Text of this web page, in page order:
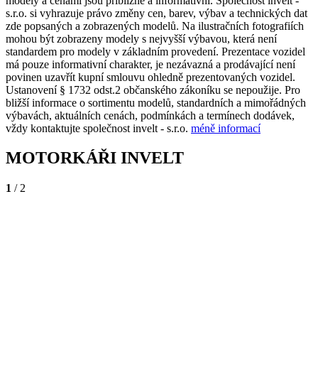
s.r.o. si vyhrazuje právo změny cen, barev, výbav a technických dat
zde popsaných a zobrazených modelů. Na ilustračních fotografiích
mohou být zobrazeny modely s nejvyšší výbavou, která není
standardem pro modely v základním provedení. Prezentace vozidel
má pouze informativní charakter, je nezávazná a prodávající není
povinen uzavřít kupní smlouvu ohledně prezentovaných vozidel.
Ustanovení § 1732 odst.2 občanského zákoníku se nepoužije. Pro
bližší informace o sortimentu modelů, standardních a mimořádných
výbavách, aktuálních cenách, podmínkách a termínech dodávek,
vždy kontaktujte společnost invelt - s.r.o. méně informací
MOTORKÁŘI INVELT
1 / 2